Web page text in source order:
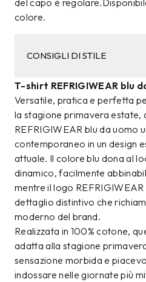
del capo è
colore.
CONSIGLI DI STILE
T-shirt REFRIGIWEAR blu
Versatile, pratica e perfetta
la stagione primavera estate,
REFRIGIWEAR blu da uomo
contemporaneo in un design
attuale. Il colore blu dona al
dinamico, facilmente
mentre il logo
dettaglio distintivo che
moderno del brand.
Realizzata in 100% cotone,
adatta alla stagione
sensazione morbida e
indossare nelle giornate più